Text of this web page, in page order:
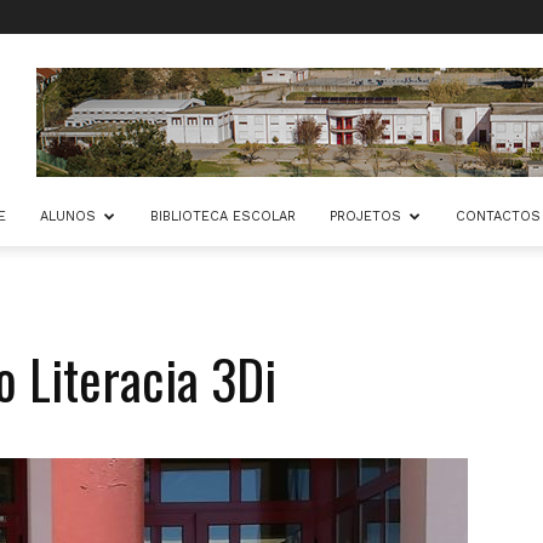
ALUNOS BIBLIOTECA ESCOLAR PROJETOS CONTACTOS
Literacia 3Di